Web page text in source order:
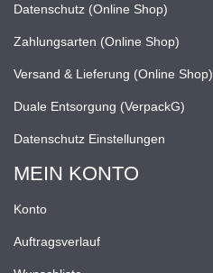
Datenschutz (Online Shop)
Zahlungsarten (Online Shop)
Versand & Lieferung (Online Shop)
Duale Entsorgung (VerpackG)
Datenschutz Einstellungen
MEIN KONTO
Konto
Auftragsverlauf